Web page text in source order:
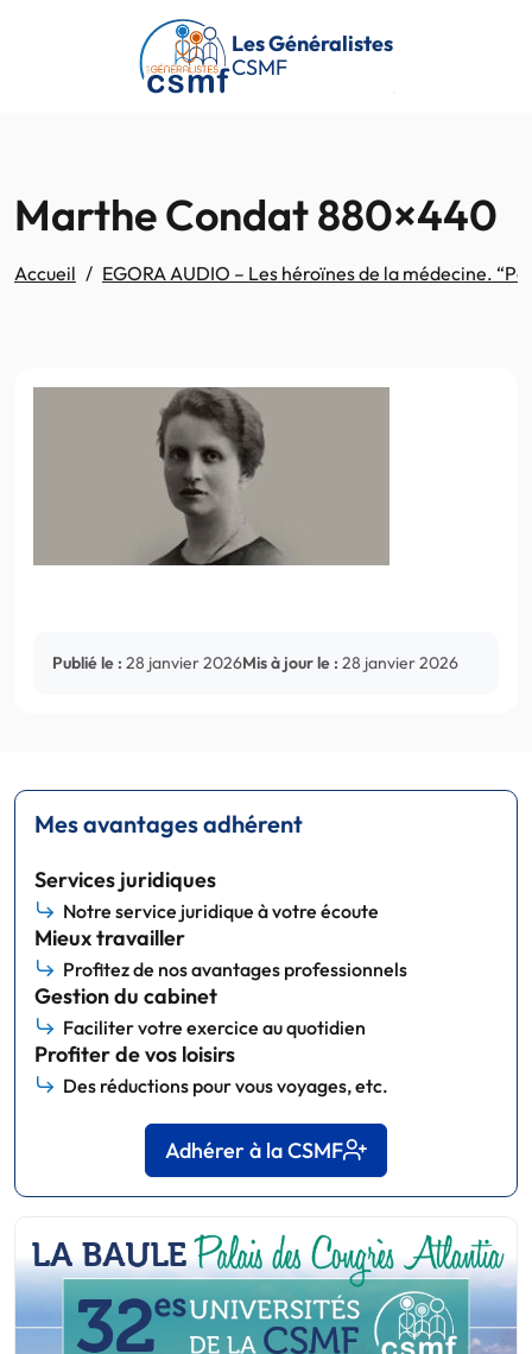
Passer au contenu principal
Les Généralistes
CSMF
Marthe Condat 880×440
Accueil EGORA AUDIO – Les héroïnes de la médecine.
Publié le : 28 janvier 2026Mis à jour le : 28 janvier 2026
Mes avantages adhérent
Services juridiques
Notre service juridique à votre écoute
Mieux travailler
Profitez de nos avantages professionnels
Gestion du cabinet
Faciliter votre exercice au quotidien
Profiter de vos loisirs
Des réductions pour vous voyages, etc.
Adhérer à la CSMF